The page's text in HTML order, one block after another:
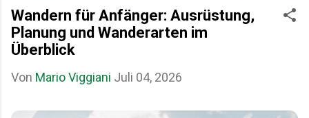
Wandern für Anfänger: Ausrüstung,
Planung und Wanderarten im
Überblick
Von Mario Viggiani Juli 04, 2026